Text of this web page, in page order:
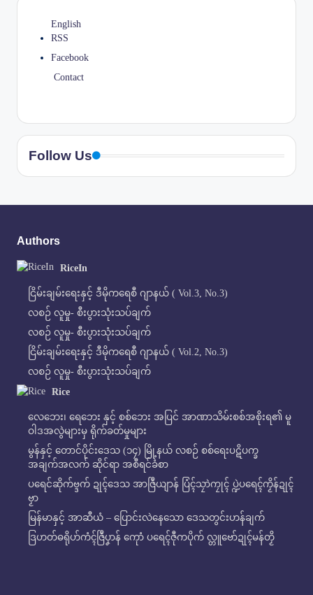
English
RSS
Facebook
Contact
Follow Us
Authors
RiceIn
ငြိမ်းချမ်းရေးနှင့် ဒီမိုကရေစီ ဂျာနယ် ( Vol.3, No.3)
လစဉ် လူမှု- စီးပွားသုံးသပ်ချက်
လစဉ် လူမှု- စီးပွားသုံးသပ်ချက်
ငြိမ်းချမ်းရေးနှင့် ဒီမိုကရေစီ ဂျာနယ် ( Vol.2, No.3)
လစဉ် လူမှု- စီးပွားသုံးသပ်ချက်
Rice
လေဘေး၊ ရေဘေး နှင့် စစ်ဘေး အပြင် အာဏာသိမ်းစစ်အစိုးရ၏ မူ
ဝါဒအလွဲများမှ ရိုက်ခတ်မှုများ
မွန်နှင့် တောင်ပိုင်းဒေသ (၁၄) မြို့နယ် လစဉ် စစ်ရေးပဋိပက္ခ
အချက်အလက် ဆိုင်ရာ အစီရင်ခံစာ
ပရေင်ဆိုက်ဗ္ဒက် ဍုၚ်ဒေသ အာဇြဳယျာန် ပြံၚ်သၠာဲကၠုၚ် ပ္ဍဲပရေၚ်ကၟိန်ဍုၚ်
ဗၟာ
မြန်မာနှင့် အာဆီယံ – ပြောင်းလဲနေသော ဒေသတွင်းဟန်ချက်
ဒြဟတ်ဓရိုဟ်ကံၚ်ဇြဳပၞာန် ကေုာံ ပရေၚ်ဇီုကပိုက် လ္တူဗော်ဍုၚ်မန်တၟိ